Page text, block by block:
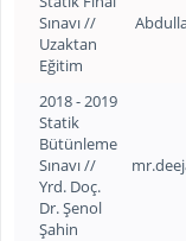
Sınavı //
Uzaktan
Eğitim
2018 - 2019
Statik
Bütünleme
Sınavı //
Yrd. Doç.
Dr. Şenol
Şahin